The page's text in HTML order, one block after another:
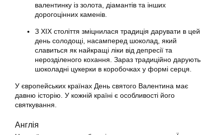
валентинку із золота, діамантів та інших
дорогоцінних каменів.
З ХІХ століття зміцнилася традиція дарувати в цей
день солодощі, насамперед шоколад, який
славиться як найкращі ліки від депресії та
нерозділеного кохання. Зараз традиційно дарують
шоколадні цукерки в коробочках у формі серця.
У європейських країнах День святого Валентина має
давню історію. У кожній країні є особливості його
святкування.
Англія